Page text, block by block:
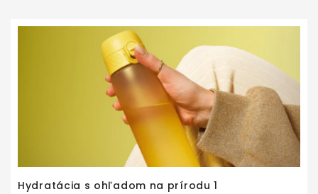
Hydratácia s ohľadom na prírodu 1